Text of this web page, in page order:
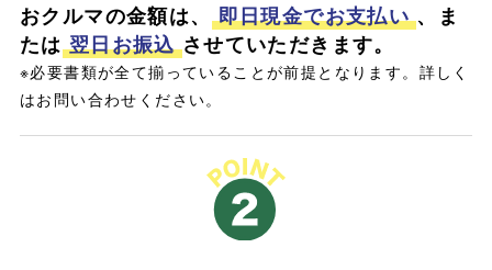
おクルマの金額は、 即日現金でお支払い 、ま
たは 翌日お振込 させていただきます。
※必要書類が全て揃っていることが前提となります。詳しく
はお問い合わせください。